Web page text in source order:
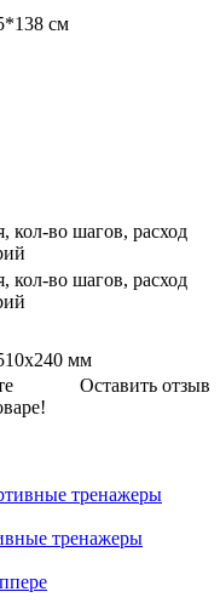
см
кол-во шагов, расход
кол-во шагов, расход
мм
Оставить отзыв
тренажеры